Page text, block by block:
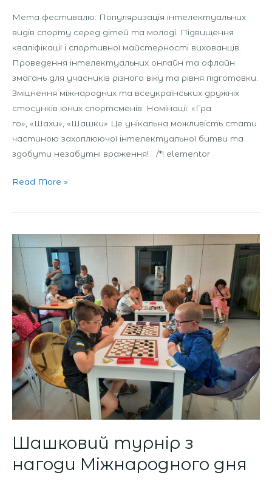
Мета фестивалю: Популяризація інтелектуальних
видів спорту серед дітей та молоді. Підвищення
кваліфікації і спортивної майстерності вихованців.
Проведення інтелектуальних онлайн та офлайн
змагань для учасників різного віку та рівня підготовки.
Зміцнення міжнародних та всеукраїнських дружніх
стосунків юних спортсменів. Номінації: «Гра
го», «Шахи», «Шашки» Це унікальна можливість стати
частиною захоплюючої інтелектуальної битви та
здобути незабутні враження! /*! elementor
Read More »
Шашковий турнір з
нагоди Міжнародного дня
Шашковий
турнір
нагоди
Міжнародного
дня
шашок